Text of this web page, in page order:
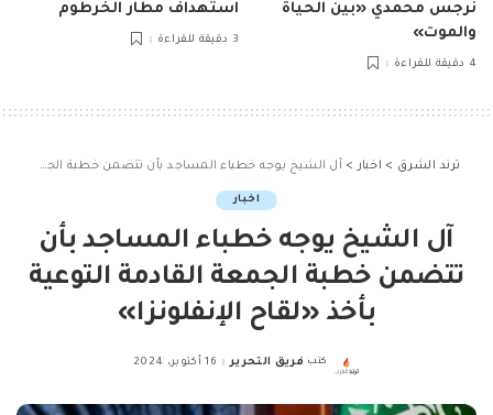
نرجس محمدي «بين الحياة
والموت»
4 دقيقة للقراءة
استهداف مطار الخرطوم
3 دقيقة للقراءة
ترند الشرق > اخبار > آل الشيخ يوجه خطباء المساجد بأن تتضمن خطبة الجمعة القادمة التوعية بأخذ «لقاح الإنفلونزا»
اخبار
آل الشيخ يوجه خطباء المساجد بأن
تتضمن خطبة الجمعة القادمة التوعية
بأخذ «لقاح الإنفلونزا»
Posted
كتب فريق التحرير 16 أكتوبر، 2024